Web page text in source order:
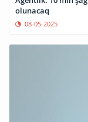
olunacaq
08-05-2025